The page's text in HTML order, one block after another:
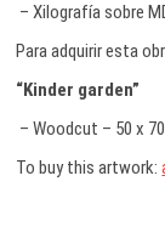
– Xilografía sobre
Para adquirir esta
“Kinder garden”
– Woodcut – 50 x
To buy this artwork: